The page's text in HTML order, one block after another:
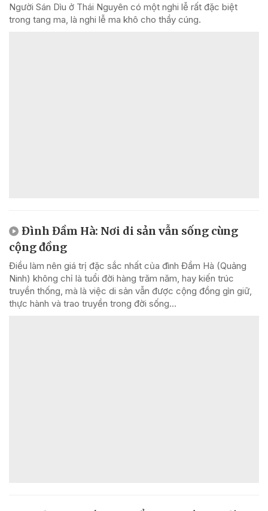
Người Sán Dìu ở Thái Nguyên có một nghi lễ rất đặc biệt
trong tang ma, là nghi lễ ma khô cho thầy cúng.
Đình Đầm Hà: Nơi di sản vẫn sống cùng
cộng đồng
Điều làm nên giá trị đặc sắc nhất của đình Đầm Hà (Quảng
Ninh) không chỉ là tuổi đời hàng trăm năm, hay kiến trúc
truyền thống, mà là việc di sản vẫn được cộng đồng gìn giữ,
thực hành và trao truyền trong đời sống...